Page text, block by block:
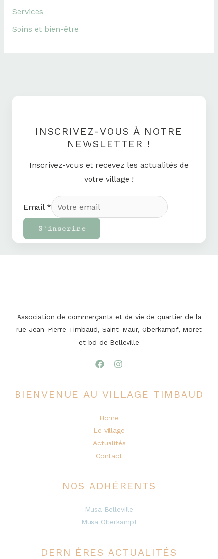
Services
Soins et bien-être
INSCRIVEZ-VOUS À NOTRE
NEWSLETTER !
Inscrivez-vous et recevez les actualités de
votre village !
Email *
S'inscrire
Association de commerçants et de vie de quartier de la
rue Jean-Pierre Timbaud, Saint-Maur, Oberkampf, Moret
et bd de Belleville
BIENVENUE AU VILLAGE TIMBAUD
Home
Le village
Actualités
Contact
NOS ADHÉRENTS
Musa Belleville
Musa Oberkampf
DERNIÈRES ACTUALITÉS